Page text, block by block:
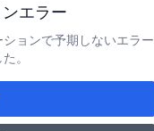
エラー
ョンで予期しないエラー
。